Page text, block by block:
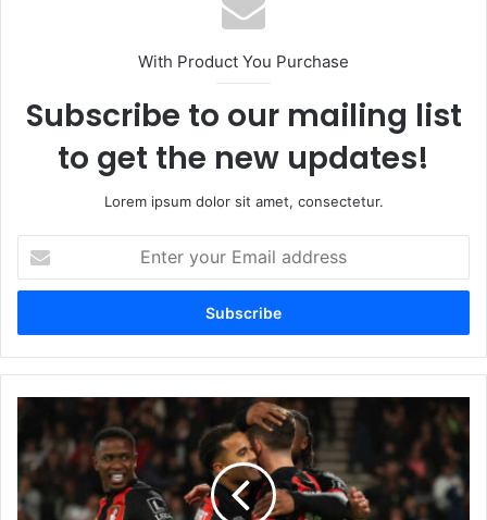
With Product You Purchase
Subscribe to our mailing list
to get the new updates!
Lorem ipsum dolor sit amet, consectetur.
your
Email